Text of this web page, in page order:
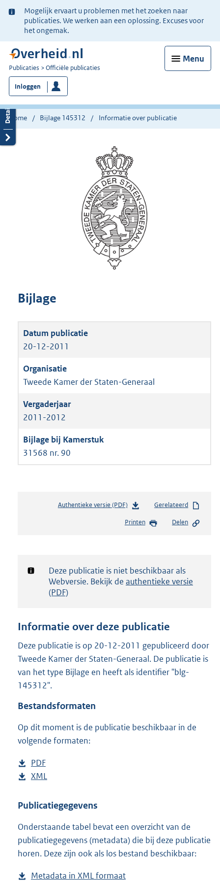
Ter
informatie:
Mogelijk ervaart u problemen met het zoeken naar
publicaties. We werken aan een oplossing. Excuses voor
het ongemak.
Menu
U
bent
nu
hier:
Publicaties Officiële publicaties
Inloggen
Home Bijlage 145312 Informatie over publicatie
Bijlage
20-12-2011
Tweede Kamer der Staten-Generaal
2011-2012
31568 nr. 90
Authentieke versie (PDF)b
s
d
g
t
e
:
5
Gerelateerd
Printen Delen
Notificatie:
Deze publicatie is niet beschikbaar als
Webversie. Bekijk de authentieke versie
(PDF)
Informatie over deze publicatie
Deze publicatie is op 20-12-2011 gepubliceerd door
Tweede Kamer der Staten-Generaal. De publicatie is
van het type Bijlage en heeft als identifier "blg-
145312".
Bestandsformaten
Op dit moment is de publicatie beschikbaar in de
volgende formaten:
D
o
n
o
a
d
PDF
e
t
n
d
s
D
w
l
o
a
XML
s
a
n
d
Publicatiegegevens
Onderstaande tabel bevat een overzicht van de
publicatiegegevens (metadata) die bij deze publicatie
horen. Deze zijn ook als los bestand beschikbaar:
Metadata in XML formaat